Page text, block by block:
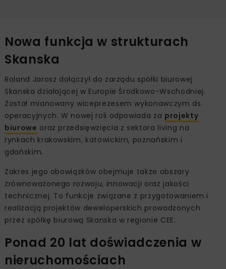
Nowa funkcja w strukturach
Skanska
Roland Jarosz dołączył do zarządu spółki biurowej
Skanska działającej w Europie Środkowo-Wschodniej.
Został mianowany wiceprezesem wykonawczym ds.
operacyjnych. W nowej roli odpowiada za projekty
biurowe oraz przedsięwzięcia z sektora living na
rynkach krakowskim, katowickim, poznańskim i
gdańskim.
Zakres jego obowiązków obejmuje także obszary
zrównoważonego rozwoju, innowacji oraz jakości
technicznej. To funkcje związane z przygotowaniem i
realizacją projektów deweloperskich prowadzonych
przez spółkę biurową Skanska w regionie CEE.
Ponad 20 lat doświadczenia w
nieruchomościach